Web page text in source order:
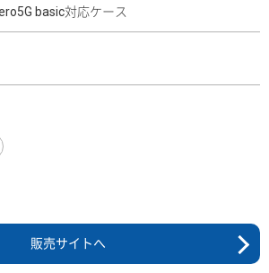
basic対応ケース
販売サイトへ